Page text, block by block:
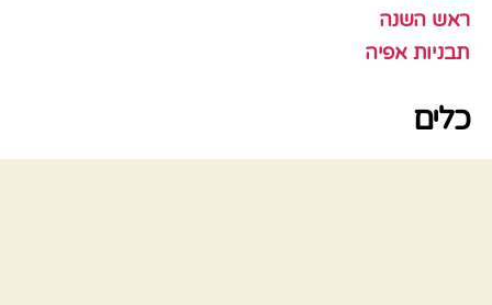
ראש השנה
תבניות אפיה
כלים